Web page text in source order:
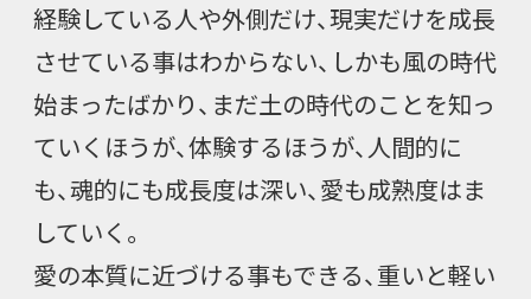
経験している人や外側だけ、現実だけを成長
させている事はわからない、しかも風の時代
始まったばかり、まだ土の時代のことを知っ
ていくほうが、体験するほうが、人間的に
も、魂的にも成長度は深い、愛も成熟度はま
していく。
愛の本質に近づける事もできる、重いと軽い